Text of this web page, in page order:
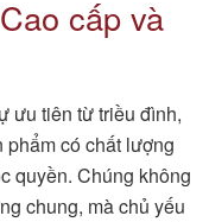
cấp và
ưu tiên từ triều đình,
phẩm có chất lượng
quyền. Chúng không
chung, mà chủ yếu